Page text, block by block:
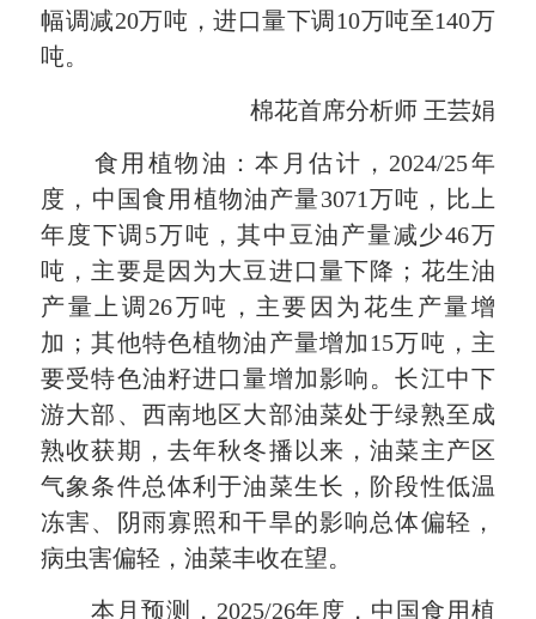
幅调减20万吨，进口量下调10万吨至140万
吨。
棉花首席分析师 王芸娟
食用植物油：本月估计，2024/25年
度，中国食用植物油产量3071万吨，比上
年度下调5万吨，其中豆油产量减少46万
吨，主要是因为大豆进口量下降；花生油
产量上调26万吨，主要因为花生产量增
加；其他特色植物油产量增加15万吨，主
要受特色油籽进口量增加影响。长江中下
游大部、西南地区大部油菜处于绿熟至成
熟收获期，去年秋冬播以来，油菜主产区
气象条件总体利于油菜生长，阶段性低温
冻害、阴雨寡照和干旱的影响总体偏轻，
病虫害偏轻，油菜丰收在望。
本月预测，2025/26年度，中国食用植